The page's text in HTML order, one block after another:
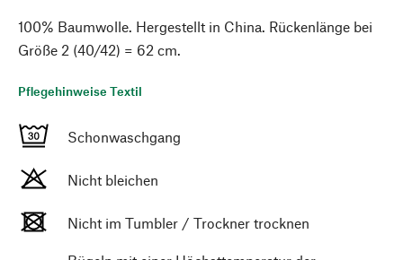
100% Baumwolle. Hergestellt in China. Rückenlänge bei
Größe 2 (40/42) = 62 cm.
Pflegehinweise Textil
Schonwaschgang
Nicht bleichen
Nicht im Tumbler / Trockner trocknen